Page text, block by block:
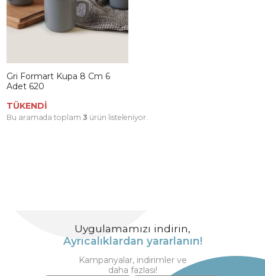
Gri Formart Kupa 8 Cm 6
Adet 620
TÜKENDİ
Bu aramada toplam 3 ürün listeleniyor.
Uygulamamızı indirin,
Ayrıcalıklardan yararlanın!
Kampanyalar, indirimler ve
daha fazlası!